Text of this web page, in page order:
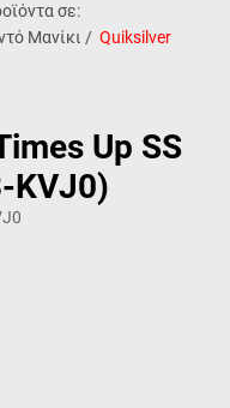
σε:
Μανίκι / Quiksilver
Up SS
KVJ0)